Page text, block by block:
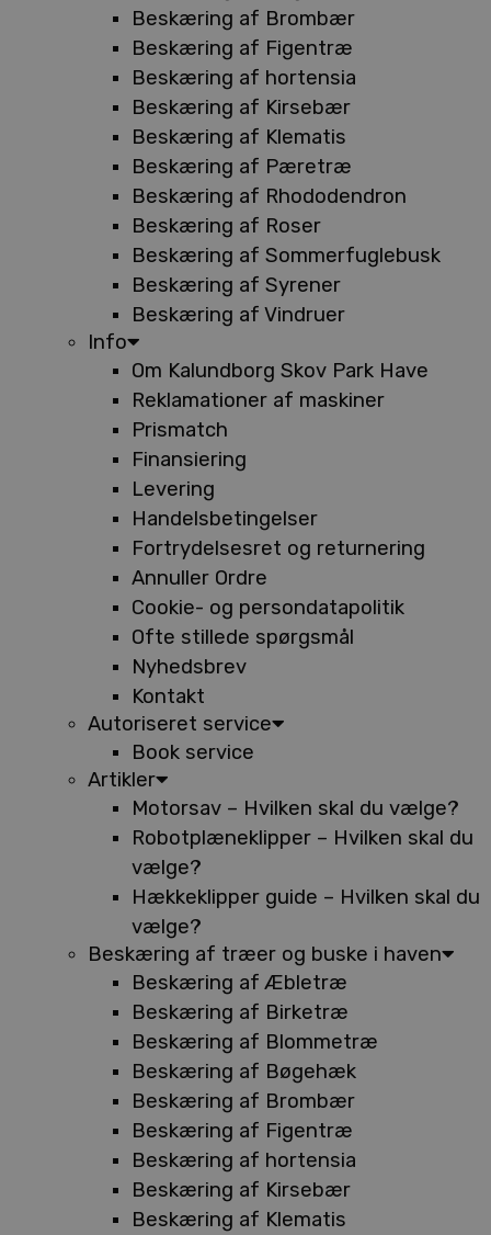
Beskæring af Brombær
Beskæring af Figentræ
Beskæring af hortensia
Beskæring af Kirsebær
Beskæring af Klematis
Beskæring af Pæretræ
Beskæring af Rhododendron
Beskæring af Roser
Beskæring af Sommerfuglebusk
Beskæring af Syrener
Beskæring af Vindruer
Info
Om Kalundborg Skov Park Have
Reklamationer af maskiner
Prismatch
Finansiering
Levering
Handelsbetingelser
Fortrydelsesret og returnering
Annuller Ordre
Cookie- og persondatapolitik
Ofte stillede spørgsmål
Nyhedsbrev
Kontakt
Autoriseret service
Book service
Artikler
Motorsav – Hvilken skal du vælge?
Robotplæneklipper – Hvilken skal du
vælge?
Hækkeklipper guide – Hvilken skal du
vælge?
Beskæring af træer og buske i haven
Beskæring af Æbletræ
Beskæring af Birketræ
Beskæring af Blommetræ
Beskæring af Bøgehæk
Beskæring af Brombær
Beskæring af Figentræ
Beskæring af hortensia
Beskæring af Kirsebær
Beskæring af Klematis